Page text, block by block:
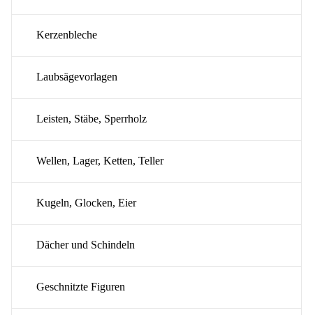
Kerzenbleche
Laubsägevorlagen
Leisten, Stäbe, Sperrholz
Wellen, Lager, Ketten, Teller
Kugeln, Glocken, Eier
Dächer und Schindeln
Geschnitzte Figuren